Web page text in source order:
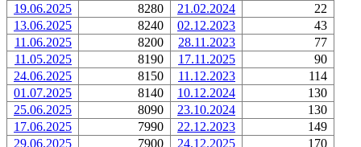
19.06.2025
8280 21.02.2024
22
13.06.2025
8240 02.12.2023
43
11.06.2025
8200 28.11.2023
77
11.05.2025
8190 17.11.2025
90
24.06.2025
8150 11.12.2023
114
01.07.2025
8140 10.12.2024
130
25.06.2025
8090 23.10.2024
130
17.06.2025
7990 22.12.2023
149
29.06.2025
7900 24.12.2025
170